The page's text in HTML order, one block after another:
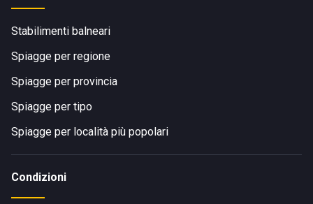
Stabilimenti balneari
Spiagge per regione
Spiagge per provincia
Spiagge per tipo
Spiagge per località più popolari
Condizioni